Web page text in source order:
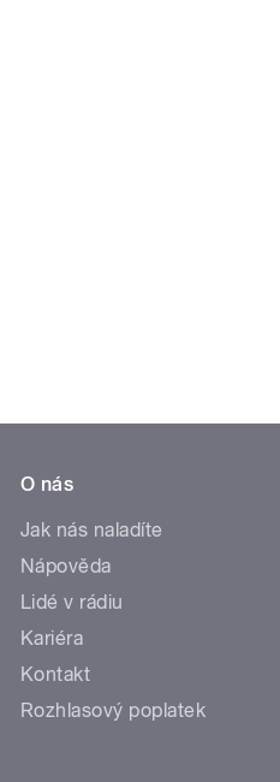
O nás
Jak nás naladíte
Nápověda
Lidé v rádiu
Kariéra
Kontakt
Rozhlasový poplatek